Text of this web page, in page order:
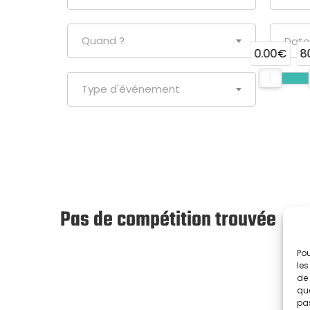
de
Quand ?
Type d'événement
0.00€
Pas de compétition trouvée